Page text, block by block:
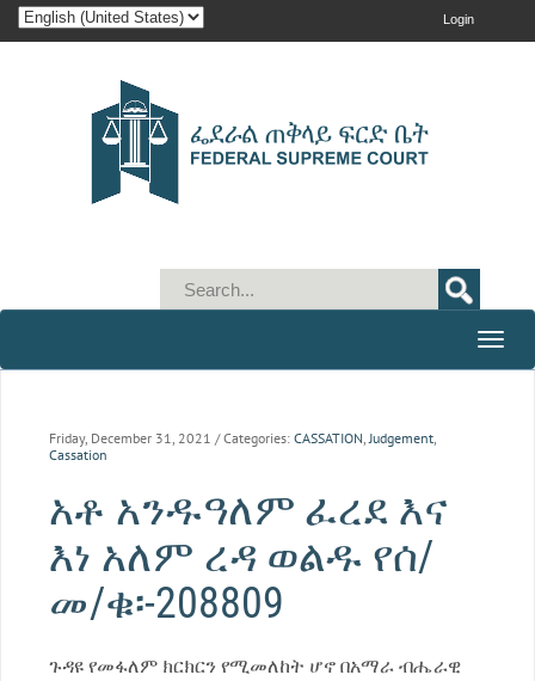
Login
Toggle
Friday, December 31, 2021 / Categories: CASSATION,Judgement,
Cassation
አቶ አንዱዓለም ፈረደ እና
እነ አለም ረዳ ወልዱ የሰ/
መ/ቁ፡-208809
ጉዳዩ የመፋለም ክርክርን የሚመለከት ሆኖ በአማራ ብሔራዊ